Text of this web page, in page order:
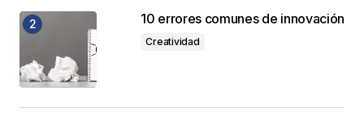
10 errores comunes de innovación
Creatividad